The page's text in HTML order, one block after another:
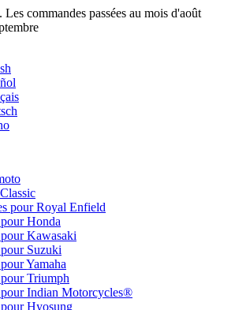
commandes passées au mois d'août
pour Royal Enfield
Honda
pour Kawasaki
Suzuki
Yamaha
pour Triumph
pour Indian Motorcycles®
pour Hyosung